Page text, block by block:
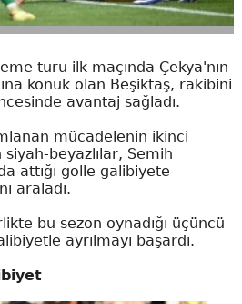
turu ilk maçında Çekya'nın
konuk olan Beşiktaş, rakibini
avantaj sağladı.
mücadelenin ikinci
siyah-beyazlılar, Semih
attığı golle galibiyete
araladı.
bu sezon oynadığı üçüncü
ayrılmayı başardı.